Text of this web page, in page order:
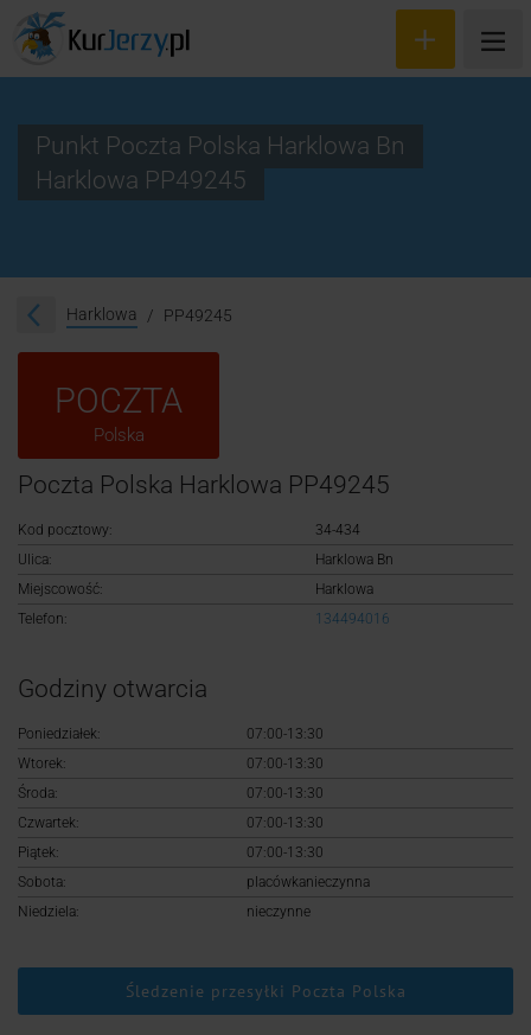
Śledzenie przesyłki
Punkt Poczta Polska Harklowa Bn
Harklowa PP49245
Harklowa PP49245
POCZTA
Polska
Poczta Polska Harklowa PP49245
Kod pocztowy:
34-434
Ulica:
Harklowa Bn
Miejscowość:
Harklowa
Telefon:
134494016
Godziny otwarcia
Poniedziałek:
07:00-13:30
Wtorek:
07:00-13:30
Środa:
07:00-13:30
Czwartek:
07:00-13:30
Piątek:
07:00-13:30
Sobota:
placówkanieczynna
Niedziela:
nieczynne
Śledzenie przesyłki Poczta Polska